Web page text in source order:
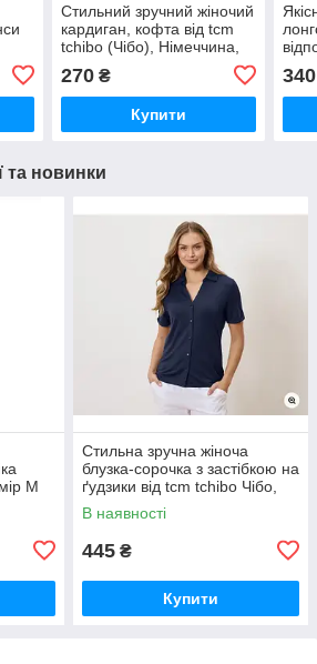
Стильний зручний жіночий
кардиган, кофта від tcm
tchibo (Чібо), Німеччина,
270₴
Купити
340
та новинки
M
Стильна зручна жіноча
блузка-сорочка з застібкою на
ґудзики від tcm tchibo Чібо,
Німеччина, S-M
В наявності
445 ₴
Купити